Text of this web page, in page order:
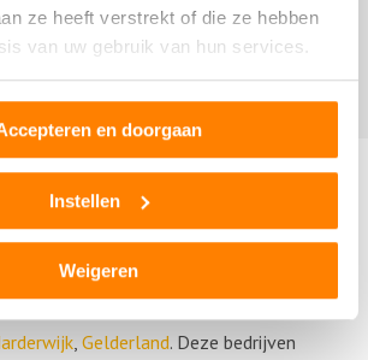
ze heeft verstrekt of die ze hebben
van uw gebruik van hun services.
en doorgaan
Instellen
Weigeren
geschreven over Dijkman
in de buurt
een andere autosloperij, autosloop of
in de buurt van Dijkman
, Gelderland. Deze bedrijven